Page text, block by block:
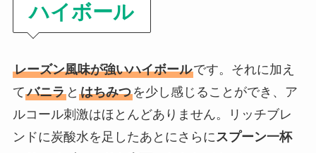
ハイボール
レーズン風味が強いハイボールです。それに加え
てバニラと はちみつを少し感じることができ、ア
ルコール刺激はほとんどありません。リッチブレ
ンドに炭酸水を足したあとにさらにスプーン一杯